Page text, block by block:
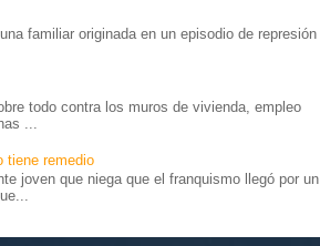
familiar originada en un episodio de represión
todo contra los muros de vivienda, empleo
...
tiene remedio
joven que niega que el franquismo llegó por un